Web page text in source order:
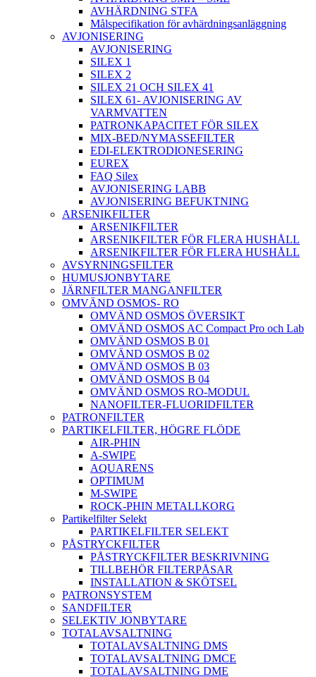
AVHÄRDNING STFA
Målspecifikation för avhärdningsanläggning
AVJONISERING
AVJONISERING
SILEX 1
SILEX 2
SILEX 21 OCH SILEX 41
SILEX 61- AVJONISERING AV
VARMVATTEN
PATRONKAPACITET FÖR SILEX
MIX-BED/NYMASSEFILTER
EDI-ELEKTRODIONESERING
EUREX
FAQ Silex
AVJONISERING LABB
AVJONISERING BEFUKTNING
ARSENIKFILTER
ARSENIKFILTER
ARSENIKFILTER FÖR FLERA HUSHÅLL
ARSENIKFILTER FÖR FLERA HUSHÅLL
AVSYRNINGSFILTER
HUMUSJONBYTARE
JÄRNFILTER MANGANFILTER
OMVÄND OSMOS- RO
OMVÄND OSMOS ÖVERSIKT
OMVÄND OSMOS AC Compact Pro och Lab
OMVÄND OSMOS B 01
OMVÄND OSMOS B 02
OMVÄND OSMOS B 03
OMVÄND OSMOS B 04
OMVÄND OSMOS RO-MODUL
NANOFILTER-FLUORIDFILTER
PATRONFILTER
PARTIKELFILTER, HÖGRE FLÖDE
AIR-PHIN
A-SWIPE
AQUARENS
OPTIMUM
M-SWIPE
ROCK-PHIN METALLKORG
Partikelfilter Selekt
PARTIKELFILTER SELEKT
PÅSTRYCKFILTER
PÅSTRYCKFILTER BESKRIVNING
TILLBEHÖR FILTERPÅSAR
INSTALLATION & SKÖTSEL
PATRONSYSTEM
SANDFILTER
SELEKTIV JONBYTARE
TOTALAVSALTNING
TOTALAVSALTNING DMS
TOTALAVSALTNING DMCE
TOTALAVSALTNING DME